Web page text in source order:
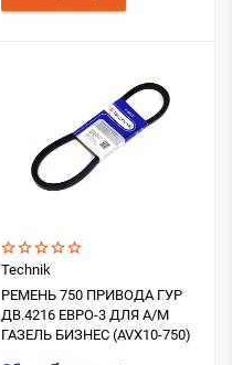
Technik
РЕМЕНЬ 750 ПРИВОДА ГУР
ДВ.4216 ЕВРО-3 ДЛЯ А/М
ГАЗЕЛЬ БИЗНЕС (AVX10-750)